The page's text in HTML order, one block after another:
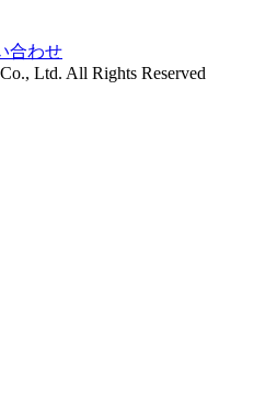
合わせ
Ltd. All Rights Reserved